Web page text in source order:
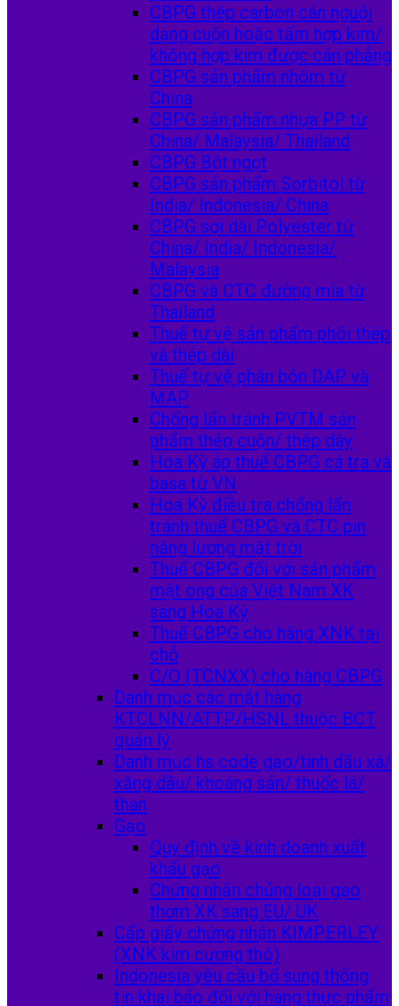
CBPG thép carbon cán nguội
dạng cuộn hoặc tấm hợp kim/
không hợp kim được cán phẳng
CBPG sản phẩm nhôm từ
China
CBPG sản phẩm nhựa PP từ
China/ Malaysia/ Thailand
CBPG Bột ngọt
CBPG sản phẩm Sorbitol từ
India/ Indonesia/ China
CBPG sợi dài Polyester từ
China/ India/ Indonesia/
Malaysia
CBPG và CTC đường mía từ
Thailand
Thuế tự vệ sản phẩm phôi thép
và thép dài
Thuế tự vệ phân bón DAP và
MAP
Chống lẩn tránh PVTM sản
phẩm thép cuộn/ thép dây
Hoa Kỳ áp thuế CBPG cá tra và
basa từ VN
Hoa Kỳ điều tra chống lẩn
tránh thuế CBPG và CTC pin
năng lượng mặt trời
Thuế CBPG đối với sản phẩm
mật ong của Việt Nam XK
sang Hoa Kỳ
Thuế CBPG cho hàng XNK tại
chỗ
C/O (TCNXX) cho hàng CBPG
Danh mục các mặt hàng
KTCLNN/ATTP/HSNL thuộc BCT
quản lý
Danh mục hs code gạo/tinh dầu xá/
xăng dầu/ khoáng sản/ thuốc lá/
than
Gạo
Quy định về kinh doanh xuất
khẩu gạo
Chứng nhận chủng loại gạo
thơm XK sang EU/ UK
Cấp giấy chứng nhận KIMPERLEY
(XNK kim cương thô)
Indonesia yêu cầu bổ sung thông
tin khai báo đối với hàng thực phẩm